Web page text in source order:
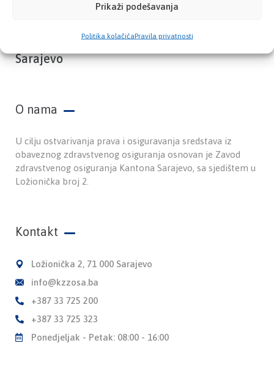
Prikaži podešavanja
Politika kolačićaPravila privatnosti
Zavod zdravstvenog osiguranja Kantona
Sarajevo
O nama
U cilju ostvarivanja prava i osiguravanja sredstava iz
obaveznog zdravstvenog osiguranja osnovan je Zavod
zdravstvenog osiguranja Kantona Sarajevo, sa sjedištem u
Ložionička broj 2.
Kontakt
Ložionička 2, 71 000 Sarajevo
info@kzzosa.ba
+387 33 725 200
+387 33 725 323
Ponedjeljak - Petak: 08:00 - 16:00